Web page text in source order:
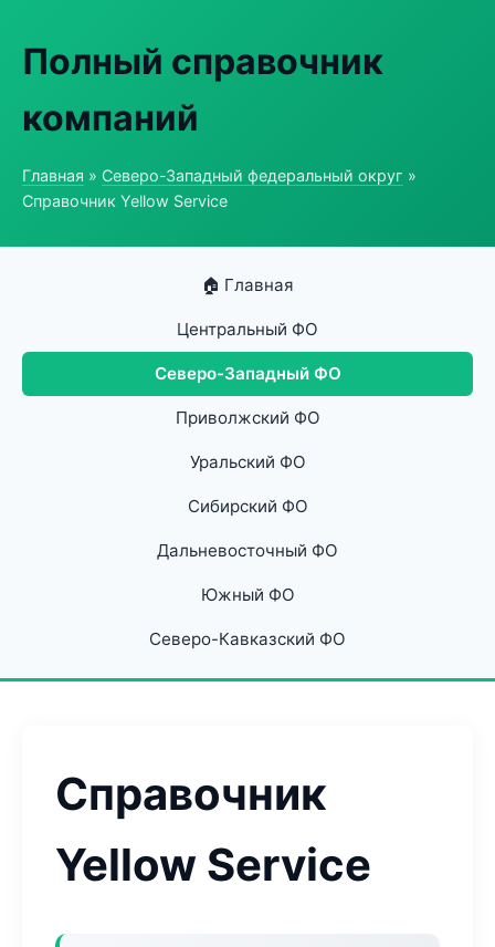
Полный справочник
компаний
Главная » Северо-Западный федеральный округ »
Справочник Yellow Service
🏠 Главная
Центральный ФО
Северо-Западный ФО
Приволжский ФО
Уральский ФО
Сибирский ФО
Дальневосточный ФО
Южный ФО
Северо-Кавказский ФО
Справочник
Yellow Service